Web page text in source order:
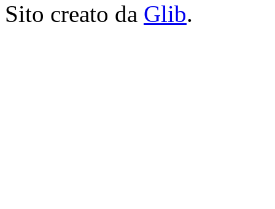
Sito creato da Glib.